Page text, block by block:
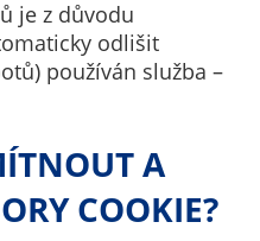
je z důvodu
odlišit
používán služba –
A
COOKIE?